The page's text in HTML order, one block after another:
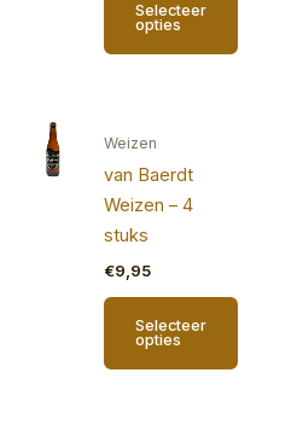
Selecteer
opties
Weizen
van Baerdt
Weizen – 4
stuks
€9,95
Selecteer
opties